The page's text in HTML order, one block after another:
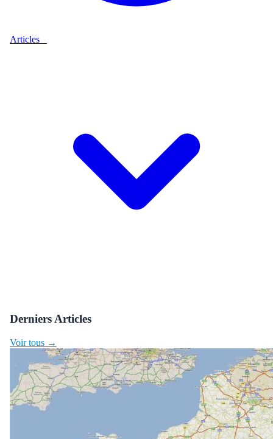
Articles
Derniers Articles
Voir tous →